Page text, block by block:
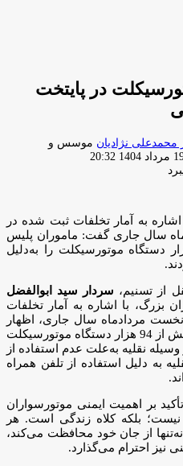
قانون ۹۴۰۰۰ موتورسیکلت در پایتخت
موسس و
1404 20:32
به آمار تخلفات ثبت‌ شده در
مردادماه سال جاری گفت: ماموران پلیس
در این مدت بیش از ۹۴ هزار دستگاه موتورسیکلت را به‌دلیل
از تسنیم، سردار سید ابوالفضل
بزرگ، با اشاره به آمار تخلفات
بازه زمانی 18 روزه نخست مردادماه سال جاری، اظهار
کرد: همکاران بنده در این مدت با بیش از 94 هزار دستگاه موتورسیکلت
کلاه ایمنی، 75 هزار وسیله نقلیه به‌علت عدم استفاده از
وسلیه نقلیه به دلیل استفاده از تلفن همراه
بر اهمیت ایمنی موتورسواران
نیست؛ بلکه کلاه زندگی است. هر
نه‌تنها از جان خود محافظت می‌کند،
نیز احترام می‌گذارد.